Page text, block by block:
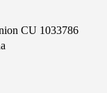
CU 1033786